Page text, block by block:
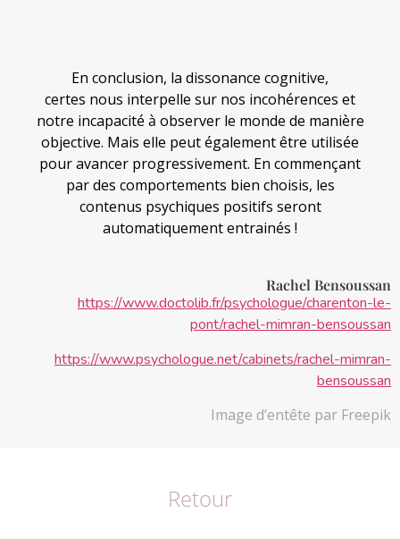
En conclusion, la dissonance cognitive,
certes nous interpelle sur nos incohérences et
notre incapacité à observer le monde de manière
objective. Mais elle peut également être utilisée
pour avancer progressivement. En commençant
par des comportements bien choisis, les
contenus psychiques positifs seront
automatiquement entrainés !
Rachel Bensoussan
https://www.doctolib.fr/psychologue/charenton-le-
pont/rachel-mimran-bensoussan
https://www.psychologue.net/cabinets/rachel-mimran-
bensoussan
Image d’entête par Freepik
Retour